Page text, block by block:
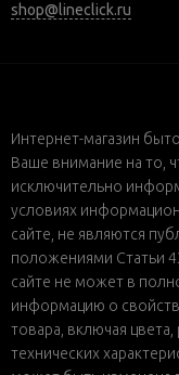
shop@lineclick.ru
Интернет-магазин
Ваше внимание на то,
исключительно
условиях
сайте, не являются
положениями Статьи
сайте не может в
информацию о
товара, включая
технических